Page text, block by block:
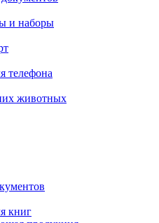
и наборы
телефона
животных
книг